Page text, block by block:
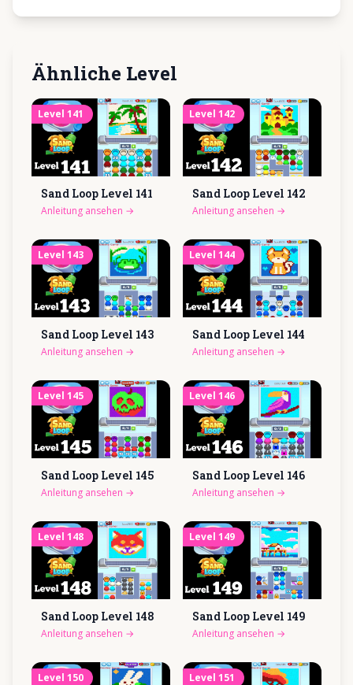
Ähnliche Level
Level 141
Sand Loop Level 141
Anleitung ansehen →
Level 142
Sand Loop Level 142
Anleitung ansehen →
Level 143
Sand Loop Level 143
Anleitung ansehen →
Level 144
Sand Loop Level 144
Anleitung ansehen →
Level 145
Sand Loop Level 145
Anleitung ansehen →
Level 146
Sand Loop Level 146
Anleitung ansehen →
Level 148
Sand Loop Level 148
Anleitung ansehen →
Level 149
Sand Loop Level 149
Anleitung ansehen →
Level 150 Level 151